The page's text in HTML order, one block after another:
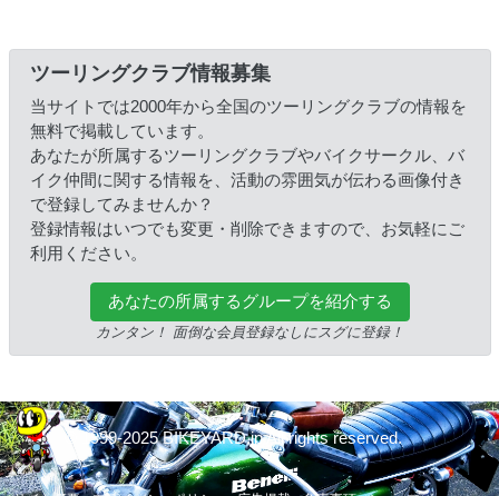
ツーリングクラブ情報募集
当サイトでは2000年から全国のツーリングクラブの情報を
無料で掲載しています。
あなたが所属するツーリングクラブやバイクサークル、バ
イク仲間に関する情報を、活動の雰囲気が伝わる画像付き
で登録してみませんか？
登録情報はいつでも変更・削除できますので、お気軽にご
利用ください。
あなたの所属するグループを紹介する
カンタン！ 面倒な会員登録なしにスグに登録！
© 1999-2025 BIKEYARD.jp All rights reserved.